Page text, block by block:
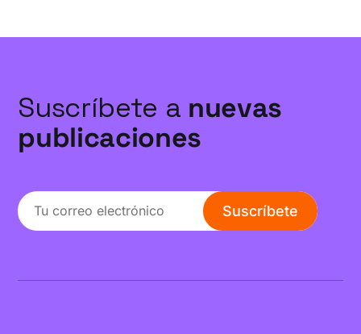
Suscríbete a nuevas
publicaciones
Suscríbete